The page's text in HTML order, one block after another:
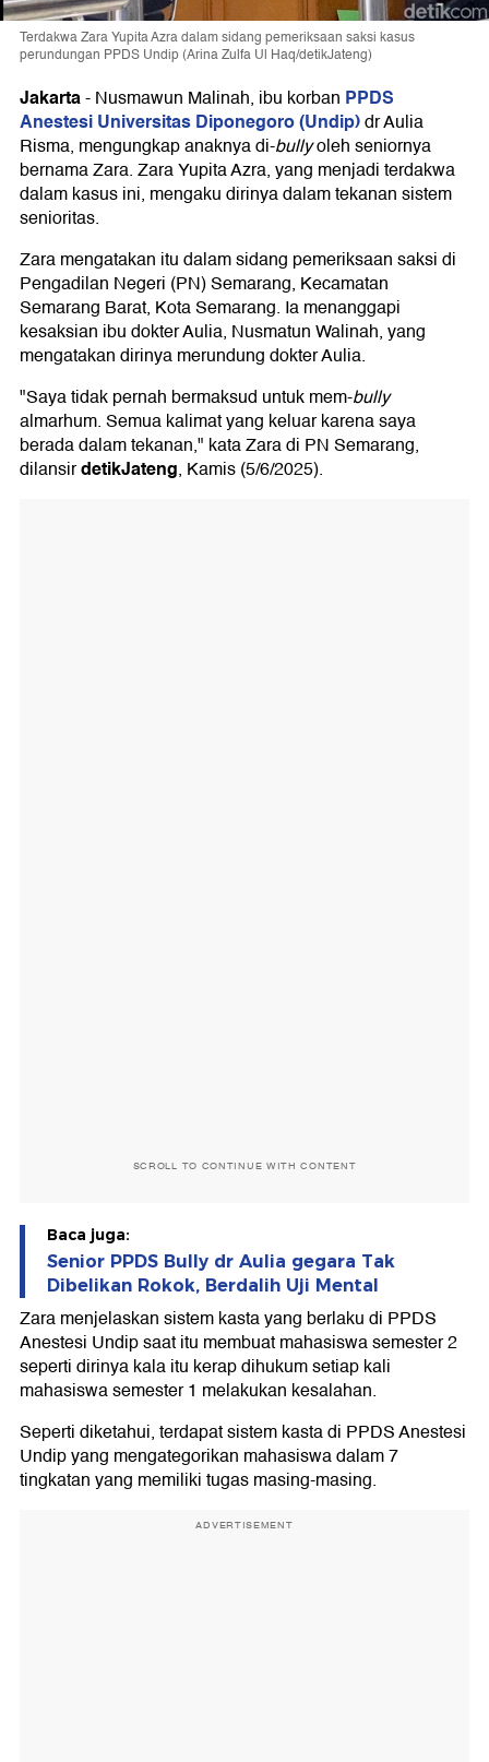
Terdakwa Zara Yupita Azra dalam sidang pemeriksaan saksi kasus
perundungan PPDS Undip (Arina Zulfa Ul Haq/detikJateng)
Jakarta-Nusmawun Malinah, ibu korban PPDS
Anestesi Universitas Diponegoro (Undip)dr Aulia
Risma, mengungkap anaknya di-bullyoleh seniornya
bernama Zara. Zara Yupita Azra, yang menjadi terdakwa
dalam kasus ini, mengaku dirinya dalam tekanan sistem
senioritas.
Zara mengatakan itu dalam sidang pemeriksaan saksi di
Pengadilan Negeri (PN) Semarang, Kecamatan
Semarang Barat, Kota Semarang. Ia menanggapi
kesaksian ibu dokter Aulia, Nusmatun Walinah, yang
mengatakan dirinya merundung dokter Aulia.
"Saya tidak pernah bermaksud untuk mem-bully
almarhum. Semua kalimat yang keluar karena saya
berada dalam tekanan," kata Zara di PN Semarang,
dilansirdetikJateng, Kamis (5/6/2025).
SCROLL TO CONTINUE WITH CONTENT
Baca juga:
Senior PPDS Bully dr Aulia gegara Tak
Dibelikan Rokok, Berdalih Uji Mental
Zara menjelaskan sistem kasta yang berlaku di PPDS
Anestesi Undip saat itu membuat mahasiswa semester 2
seperti dirinya kala itu kerap dihukum setiap kali
mahasiswa semester 1 melakukan kesalahan.
Seperti diketahui, terdapat sistem kasta di PPDS Anestesi
Undip yang mengategorikan mahasiswa dalam 7
tingkatan yang memiliki tugas masing-masing.
ADVERTISEMENT